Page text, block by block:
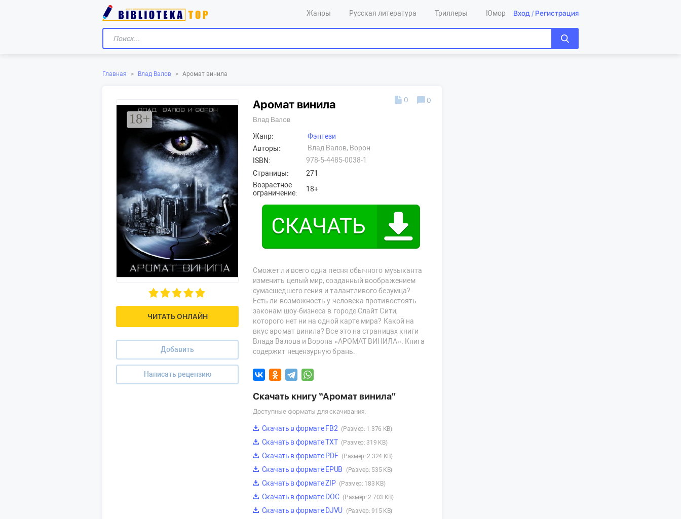
Жанры Русская литература Триллеры Юмор Вход / Регистрация
Главная > Влад Валов > Аромат винила
ЧИТАТЬ ОНЛАЙН
Добавить
Написать рецензию
Аромат винила
Влад Валов
Жанр:
Фэнтези
Авторы:
Влад Валов, Ворон
ISBN:
978-5-4485-0038-1
Страницы:
271
Возрастное
ограничение:
18+
Сможет ли всего одна песня обычного музыканта
изменить целый мир, созданный воображением
сумасшедшего гения и талантливого безумца?
Есть ли возможность у человека противостоять
законам шоу-бизнеса в городе Слайт Сити,
которого нет ни на одной карте мира? Какой на
вкус аромат винила? Все это на страницах книги
Влада Валова и Ворона «АРОМАТ ВИНИЛА». Книга
содержит нецензурную брань.
0 0
Скачать книгу “Аромат винила”
Доступные форматы для скачивания:
Скачать в формате FB2 (Размер: 1 376 KB)
Скачать в формате TXT (Размер: 319 KB)
Скачать в формате PDF (Размер: 2 324 KB)
Скачать в формате EPUB (Размер: 535 KB)
Скачать в формате ZIP (Размер: 183 KB)
Скачать в формате DOC (Размер: 2 703 KB)
Скачать в формате DJVU (Размер: 915 KB)